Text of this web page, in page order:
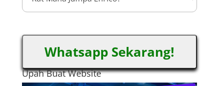
Whatsapp Sekarang!
Upah Buat Website